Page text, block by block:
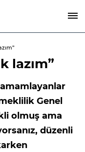
lazım”
tamamlayanlar
Genel
olmuş ama
düzenli